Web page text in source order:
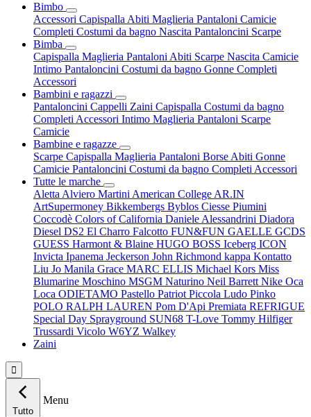
Bimbo
Accessori Capispalla Abiti Maglieria Pantaloni Camicie
Completi Costumi da bagno Nascita Pantaloncini Scarpe
Bimba
Capispalla Maglieria Pantaloni Abiti Scarpe Nascita Camicie
Intimo Pantaloncini Costumi da bagno Gonne Completi
Accessori
Bambini e ragazzi
Pantaloncini Cappelli Zaini Capispalla Costumi da bagno
Completi Accessori Intimo Maglieria Pantaloni Scarpe
Camicie
Bambine e ragazze
Scarpe Capispalla Maglieria Pantaloni Borse Abiti Gonne
Camicie Pantaloncini Costumi da bagno Completi Accessori
Tutte le marche
Aletta Alviero Martini American College AR.IN
ArtSupermoney Bikkembergs Byblos Ciesse Piumini
Coccodè Colors of California Daniele Alessandrini Diadora
Diesel DS2 El Charro Falcotto FUN&FUN GAELLE GCDS
GUESS Harmont & Blaine HUGO BOSS Iceberg ICON
Invicta Ipanema Jeckerson John Richmond kappa Kontatto
Liu Jo Manila Grace MARC ELLIS Michael Kors Miss
Blumarine Moschino MSGM Naturino Neil Barrett Nike Oca
Loca ODIETAMO Pastello Patriot Piccola Ludo Pinko
POLO RALPH LAUREN Pom D'Api Premiata REFRIGUE
Special Day Sprayground SUN68 T-Love Tommy Hilfiger
Trussardi Vicolo W6YZ Walkey
Zaini

Tutto
Menu